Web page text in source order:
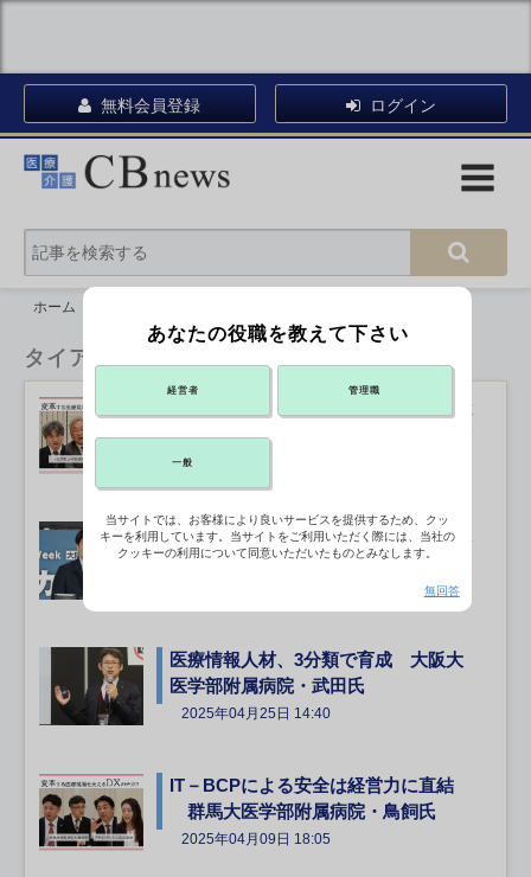
無料会員登録 ログイン
ホーム
タイアップ
バックアップやVPN機器の安全確保は
IT－BCPで つるぎ町立半田病院・須
藤氏
「人」「データ」の一元化で入院日数
を短縮 恵寿総合病院・神野氏
医療情報人材、3分類で育成 大阪大
医学部附属病院・武田氏
2025年04月25日 14:40
IT－BCPによる安全は経営力に直結
群馬大医学部附属病院・鳥飼氏
2025年04月09日 18:05
あなたの役職を教えて下さい
経営者 管理職
一般
当サイトでは、お客様により良いサービスを提供するため、クッ
キーを利用しています。当サイトをご利用いただく際には、当社の
クッキーの利用について同意いただいたものとみなします。
無回答